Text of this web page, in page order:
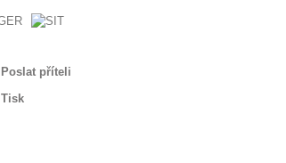
Poslat příteli
Tisk